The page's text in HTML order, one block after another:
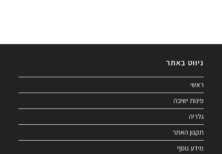
ניווט באתר
ראשי
פינות ישיבה
גלריה
תקנון האתר
מידע נוסף